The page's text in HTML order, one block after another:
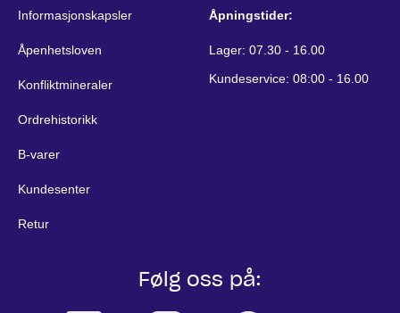
Informasjonskapsler
Åpenhetsloven
Konfliktmineraler
Ordrehistorikk
B-varer
Kundesenter
Retur
Åpningstider:
Lager: 07.30 - 16.00
Kundeservice: 08:00 - 16.00
Følg oss på: